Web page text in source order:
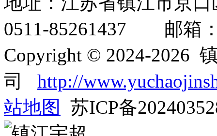
0511-85261437 邮箱：
Copyright © 2024-2026
司 http://
站地图
苏ICP备